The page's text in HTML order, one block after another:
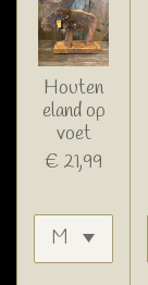
Houten
eland op
voet
€ 21,99